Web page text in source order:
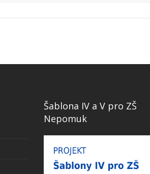
Šablona IV a V pro ZŠ
Nepomuk